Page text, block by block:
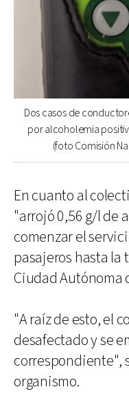
Dos casos de
por alcoholemia
(foto Comisión
En cuanto al
"arrojó 0,56 g/l de
comenzar el
pasajeros hasta la
Ciudad Autónoma
"A raíz de esto, el
desafectado y se
correspondiente",
organismo.